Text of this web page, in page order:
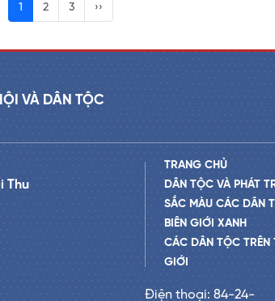
1 2 3 ››
VÀ DÂN TỘC
Thu
TRANG CHỦ
DÂN TỘC VÀ PHÁT
SẮC MÀU CÁC DÂN
BIÊN GIỚI XANH
CÁC DÂN TỘC TRÊN
GIỚI
Điện thoại: 84-24-